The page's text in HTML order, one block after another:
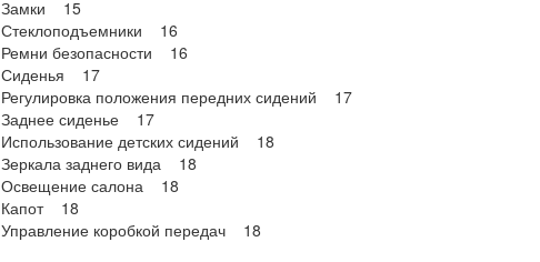
Замки 15
Стеклоподъемники 16
Ремни безопасности 16
Сиденья 17
Регулировка положения передних сидений 17
Заднее сиденье 17
Использование детских сидений 18
Зеркала заднего вида 18
Освещение салона 18
Капот 18
Управление коробкой передач 18